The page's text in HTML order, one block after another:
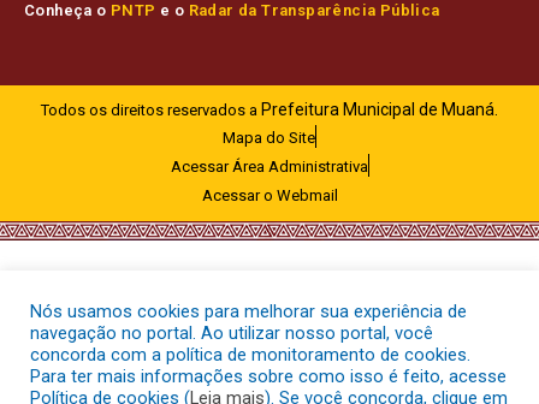
Conheça o PNTP e o Radar da Transparência Pública
Todos os direitos reservados a Prefeitura Municipal de Muaná.
Mapa do Site
Acessar Área Administrativa
Acessar o Webmail
Nós usamos cookies para melhorar sua experiência de
navegação no portal. Ao utilizar nosso portal, você
concorda com a política de monitoramento de cookies.
Para ter mais informações sobre como isso é feito, acesse
Política de cookies (Leia mais). Se você concorda, clique em